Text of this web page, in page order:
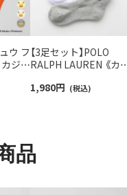
ウ フ
ジュ
【3足セット】POLO
RALPH LAUREN 《カ
アーチサポート ワンポ
1,980円 (税込)
品